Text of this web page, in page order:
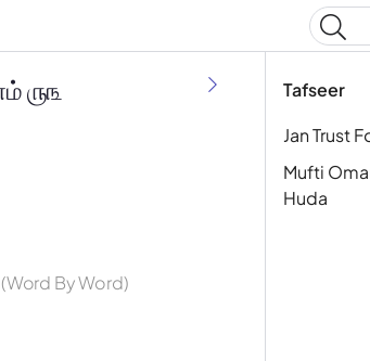
Tafseer
Jan Trust
Mufti
Huda
௫௩
By Word)